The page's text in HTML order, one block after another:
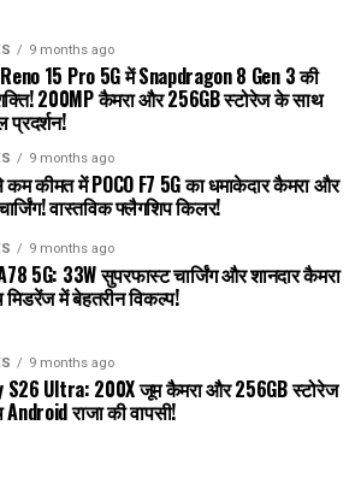
9 months ago
Reno 15 Pro 5G में Snapdragon 8 Gen 3 की
200MP कैमरा और 256GB स्टोरेज के साथ
प्रदर्शन!
9 months ago
कीमत में POCO F7 5G का धमाकेदार कैमरा और
वास्तविक फ्लैगशिप किलर!
9 months ago
5G: 33W सुपरफास्ट चार्जिंग और शानदार कैमरा
में बेहतरीन विकल्प!
9 months ago
S26 Ultra: 200X जूम कैमरा और 256GB स्टोरेज
राजा की वापसी!